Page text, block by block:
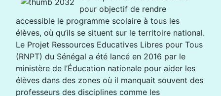
pour objectif de rendre
accessible le programme scolaire à tous les
élèves, où qu’ils se situent sur le territoire national.
Le Projet Ressources Educatives Libres pour Tous
(RNPT) du Sénégal a été lancé en 2016 par le
ministère de l’Éducation nationale pour aider les
élèves dans des zones où il manquait souvent des
professeurs des disciplines comme les